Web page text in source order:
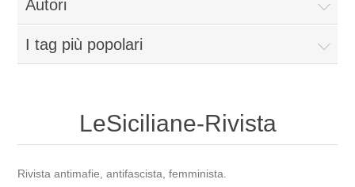
Autori
I tag più popolari
LeSiciliane-Rivista
Rivista antimafie, antifascista, femminista.